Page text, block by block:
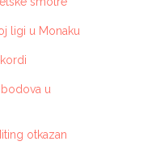
ligi u Monaku
u
otkazan